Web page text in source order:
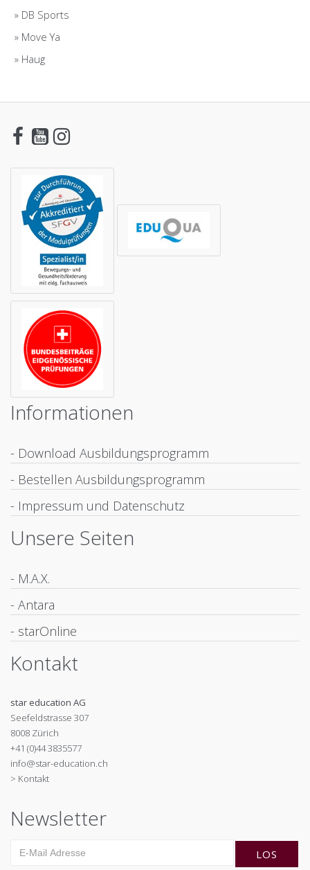
» DB Sports
» Move Ya
» Haug
Informationen
- Download Ausbildungsprogramm
- Bestellen Ausbildungsprogramm
- Impressum und Datenschutz
Unsere Seiten
- M.A.X.
- Antara
- starOnline
Kontakt
star education AG
Seefeldstrasse 307
8008 Zürich
+41 (0)44 3835577
info@star-education.ch
> Kontakt
Newsletter